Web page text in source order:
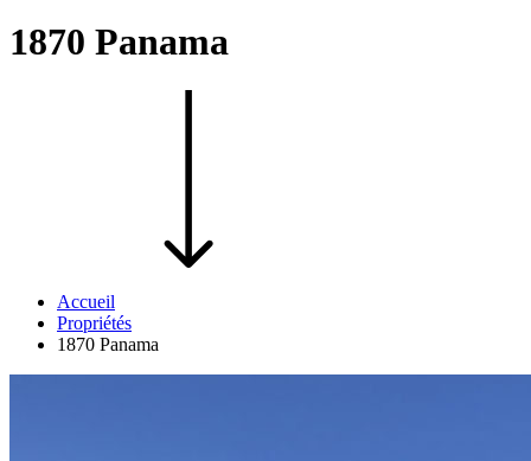
1870 Panama
Accueil
Propriétés
1870 Panama